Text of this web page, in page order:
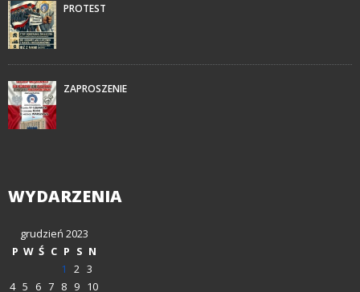
PROTEST
ZAPROSZENIE
WYDARZENIA
grudzień 2023
P W Ś C P S N
1
2 3
4 5 6 7 8 9 10